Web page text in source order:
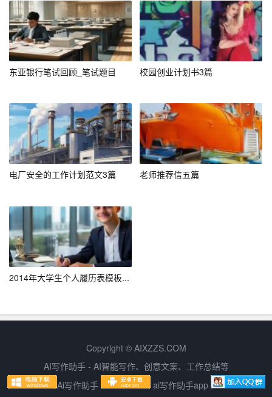
（1）合理安排时间：在答题过程中，要合理分配时间，确
保每道题目都有足够的时间去思考和作答。
（2）先易后难：在答题过程中，可以先回答自己熟悉的题
目，然后再回答较难的题目。
目，确保理解题意，避免因为粗心大意而失分。
3.提升综合素质
网申试题中涉及到的主观题和案例分析题，主要测试求职
（1）多读书：阅读可以拓宽视野，提升思维能力。
（2）参加实践活动：通过参加实践活动，锻炼自己的沟通
能力、团队协作能力和解决问题的能力。
（3）关注行业动态：了解所申请行业的最新动态，提升自
网申过程中，求职者可能会遇到困难。保持良好的心态，
相信自己，是成功的关键。以下几点建议仅供参考：
东亚银行笔试回顾_笔试题目 校园创业计划书3篇
电厂安全的工作计划范文3篇 老师推荐信五篇
2014年大学生个人履历表模板...
Copyright © AIXZZS.COM
AI写作助手 - AI智能写作、创意文案、工作总结等
Ai写作助手
ai写作助手app